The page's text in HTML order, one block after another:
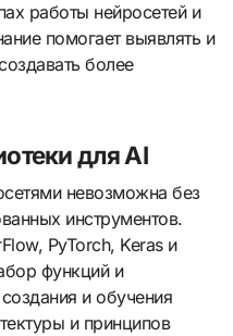
работы нейросетей и
помогает выявлять и
более
для AI
невозможна без
инструментов.
PyTorch, Keras и
функций и
и обучения
и принципов